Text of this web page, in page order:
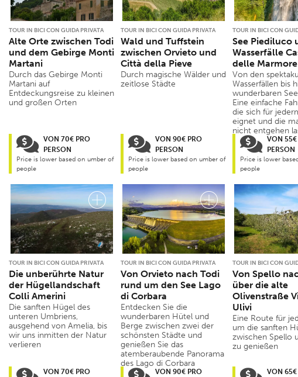
TOUR IN BICI CON GUIDA PRIVATA
Alte Orte zwischen Todi
und dem Gebirge Monti
Martani
Durch das Gebirge Monti
Martani auf
Entdeckungsreise zu kleinen
und großen Orten
VON 70€ PRO
PERSON
Price is lower based on umber of
people
TOUR IN BICI CON GUIDA PRIVATA
Wald und Tuffstein
zwischen Orvieto und
Città della Pieve
Durch magische Wälder und
zeitlose Städte
VON 90€ PRO
PERSON
Price is lower based on umber of
people
TOUR IN BICI CON
See Piediluco
Wasserfälle
delle Marmore
Von den
Wasserfällen bis
wunderbaren
Eine einfache
die sich für
eignet und die
nicht entgehen
VON 55€
PERSON
Price is lower
people
TOUR IN BICI CON GUIDA PRIVATA
Die unberührte Natur
der Hügellandschaft
Colli Amerini
Die sanften Hügel des
unteren Umbriens,
ausgehend von Amelia, bis
wir uns inmitten der Natur
verlieren
VON 70€ PRO
TOUR IN BICI CON GUIDA PRIVATA
Von Orvieto nach Todi
rund um den See Lago
di Corbara
Entdecken Sie die
wunderbaren Hütel und
Berge zwischen zwei der
schönsten Städte und
genießen Sie das
atemberaubende Panorama
des Lago di Corbara
VON 90€ PRO
TOUR IN BICI CON
Von Spello
über die alte
Olivenstraße
Ulivi
Eine Route für
um die sanften
zwischen Spello
zu genießen
VON 65€